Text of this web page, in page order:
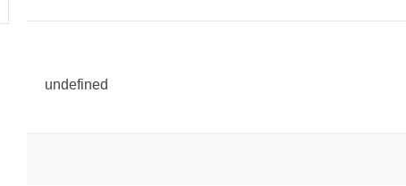
undefined